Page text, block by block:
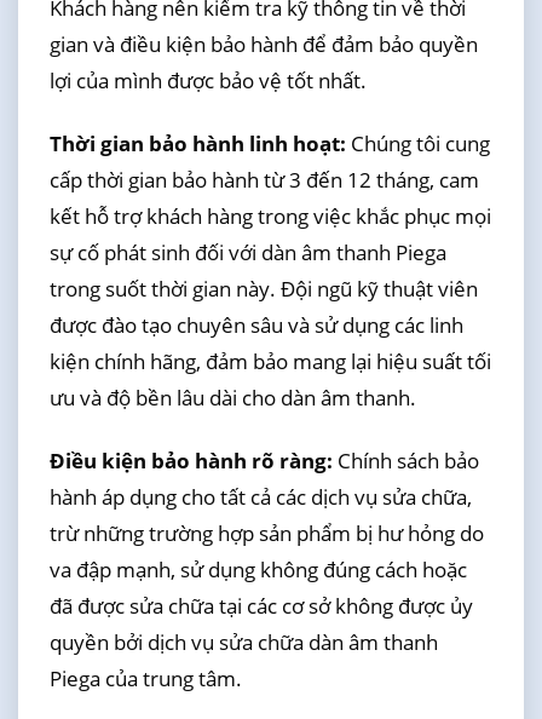
Khách hàng nên kiểm tra kỹ thông tin về thời
gian và điều kiện bảo hành để đảm bảo quyền
lợi của mình được bảo vệ tốt nhất.
Thời gian bảo hành linh hoạt: Chúng tôi cung
cấp thời gian bảo hành từ 3 đến 12 tháng, cam
kết hỗ trợ khách hàng trong việc khắc phục mọi
sự cố phát sinh đối với dàn âm thanh Piega
trong suốt thời gian này. Đội ngũ kỹ thuật viên
được đào tạo chuyên sâu và sử dụng các linh
kiện chính hãng, đảm bảo mang lại hiệu suất tối
ưu và độ bền lâu dài cho dàn âm thanh.
Điều kiện bảo hành rõ ràng: Chính sách bảo
hành áp dụng cho tất cả các dịch vụ sửa chữa,
trừ những trường hợp sản phẩm bị hư hỏng do
va đập mạnh, sử dụng không đúng cách hoặc
đã được sửa chữa tại các cơ sở không được ủy
quyền bởi dịch vụ sửa chữa dàn âm thanh
Piega của trung tâm.